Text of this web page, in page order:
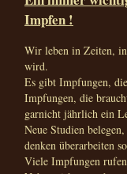
Impfen !
Wir leben in Zeiten,
wird.
Es gibt Impfungen,
Impfungen, die
garnicht jährlich ein
Neue Studien
denken überarbeiten
Viele Impfungen